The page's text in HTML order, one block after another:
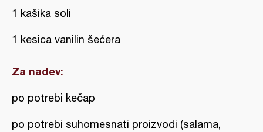
1 kašika soli
1 kesica vanilin šećera
Za nadev:
po potrebi kečap
po potrebi suhomesnati proizvodi (salama,